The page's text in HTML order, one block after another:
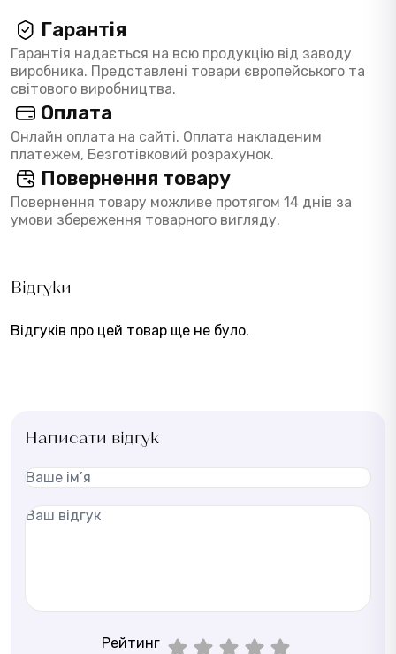
Гарантія
Гарантія надається на всю продукцію від заводу
виробника. Представлені товари європейського та
світового виробництва.
Оплата
Онлайн оплата на сайті. Оплата накладеним
платежем, Безготівковий розрахунок.
Повернення товару
Повернення товару можливе протягом 14 днів за
умови збереження товарного вигляду.
Відгуки
Відгуків про цей товар ще не було.
Написати відгук
Рейтинг